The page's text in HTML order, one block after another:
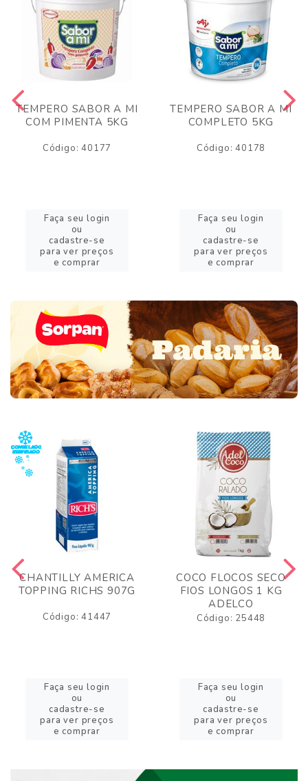
TEMPERO SABOR A MI
COM PIMENTA 5KG
Código: 40177
Faça seu login
ou
cadastre-se
para ver preços
e comprar
TEMPERO SABOR A MI
COMPLETO 5KG
Código: 40178
Faça seu login
ou
cadastre-se
para ver preços
e comprar
CHANTILLY AMERICA
TOPPING RICHS 907G
Código: 41447
Faça seu login
ou
cadastre-se
para ver preços
e comprar
COCO FLOCOS SECO
FIOS LONGOS 1 KG
ADELCO
Código: 25448
Faça seu login
ou
cadastre-se
para ver preços
e comprar